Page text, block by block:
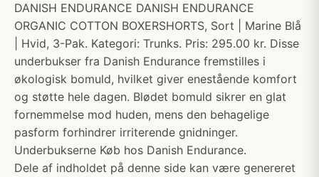
DANISH ENDURANCE DANISH ENDURANCE
ORGANIC COTTON BOXERSHORTS, Sort | Marine Blå
| Hvid, 3-Pak. Kategori: Trunks. Pris: 295.00 kr. Disse
underbukser fra Danish Endurance fremstilles i
økologisk bomuld, hvilket giver enestående komfort
og støtte hele dagen. Blødet bomuld sikrer en glat
fornemmelse mod huden, mens den behagelige
pasform forhindrer irriterende gnidninger.
Underbukserne Køb hos Danish Endurance.
Dele af indholdet på denne side kan være genereret